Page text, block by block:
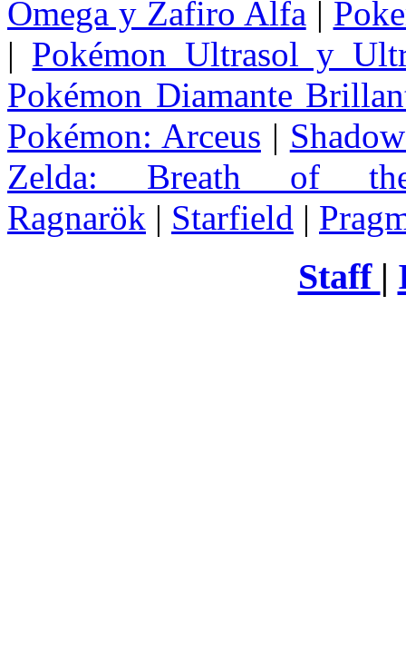
Omega y Zafiro Alfa |
| Pokémon Ultrasol y
Pokémon Diamante
Pokémon: Arceus |
Zelda: Breath of
Ragnarök | Starfield |
Staff |